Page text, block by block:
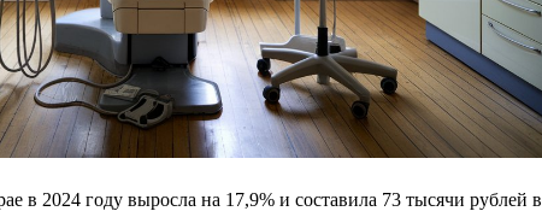
в 2024 году выросла на 17,9% и составила 73 тысячи рублей в